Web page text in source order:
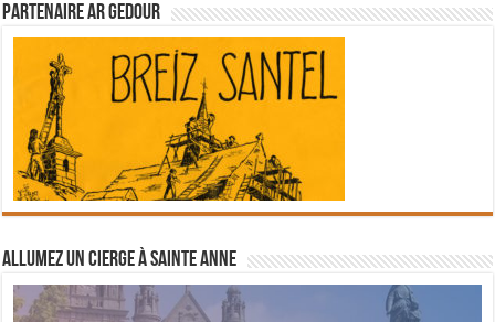
Partenaire Ar Gedour
Allumez un cierge à Sainte Anne